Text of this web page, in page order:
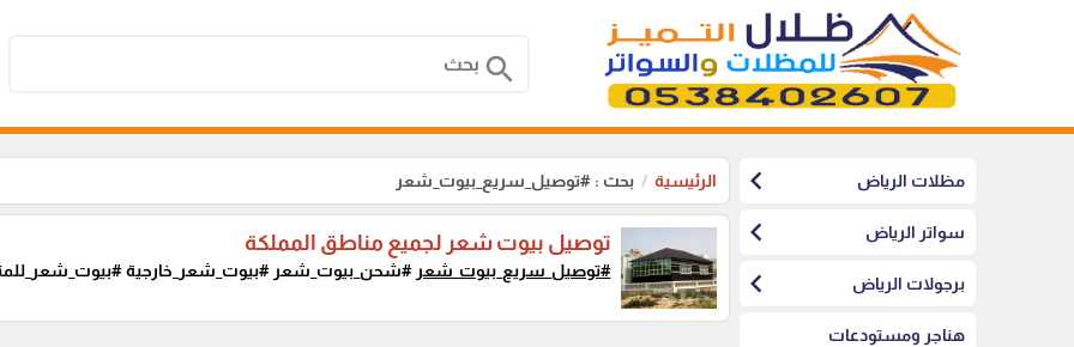
search
مظلات الرياض chevron_left
سواتر الرياض chevron_left
برجولات الرياض chevron_left
هناجر ومستودعات
الرئيسية بحث : #توصيل_سريع_بيوت_شعر
توصيل بيوت شعر لجميع مناطق المملكة
#توصيل_سريع_بيوت_شعر #شحن_بيوت_شعر #بيوت_شعر_خارجية